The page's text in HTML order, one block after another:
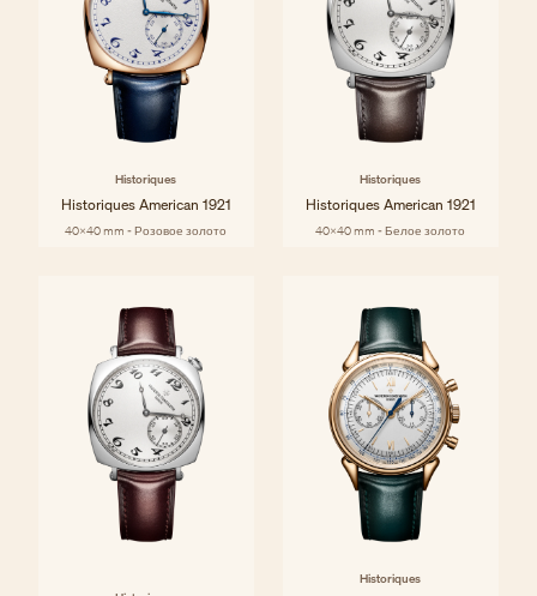
Historiques
Historiques American 1921
40x40 mm - Розовое золото
Historiques
Historiques American 1921
40x40 mm - Белое золото
Historiques